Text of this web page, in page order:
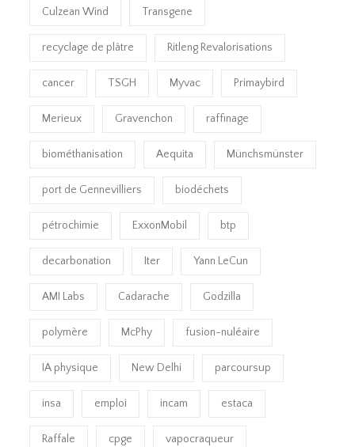
Culzean Wind Transgene
recyclage de plâtre Ritleng Revalorisations
cancer TSGH Myvac Primaybird
Merieux Gravenchon raffinage
biométhanisation Aequita Münchsmünster
port de Gennevilliers biodéchets
pétrochimie ExxonMobil btp
decarbonation Iter Yann LeCun
AMI Labs Cadarache Godzilla
polymère McPhy fusion-nuléaire
IA physique New Delhi parcoursup
insa emploi incam estaca
Raffale cpge vapocraqueur